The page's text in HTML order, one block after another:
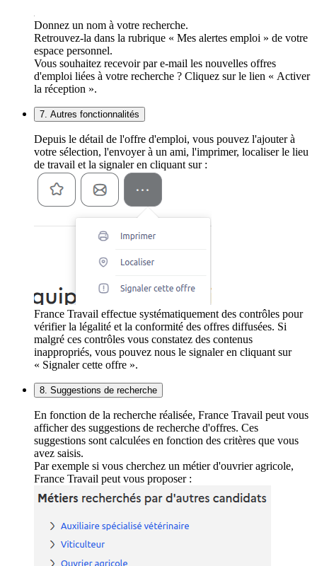
Donnez un nom à votre recherche.
Retrouvez-la dans la rubrique « Mes alertes emploi » de votre
espace personnel.
Vous souhaitez recevoir par e-mail les nouvelles offres
d'emploi liées à votre recherche ? Cliquez sur le lien « Activer
la réception ».
7. Autres fonctionnalités
Depuis le détail de l'offre d'emploi, vous pouvez l'ajouter à
votre sélection, l'envoyer à un ami, l'imprimer, localiser le lieu
de travail et la signaler en cliquant sur :
France Travail effectue systématiquement des contrôles pour
vérifier la légalité et la conformité des offres diffusées. Si
malgré ces contrôles vous constatez des contenus
inappropriés, vous pouvez nous le signaler en cliquant sur
« Signaler cette offre ».
8. Suggestions de recherche
En fonction de la recherche réalisée, France Travail peut vous
afficher des suggestions de recherche d'offres. Ces
suggestions sont calculées en fonction des critères que vous
avez saisis.
Par exemple si vous cherchez un métier d'ouvrier agricole,
France Travail peut vous proposer :